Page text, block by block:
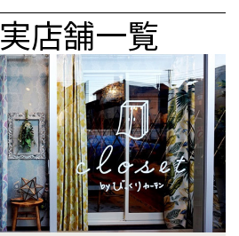
実店舗一覧